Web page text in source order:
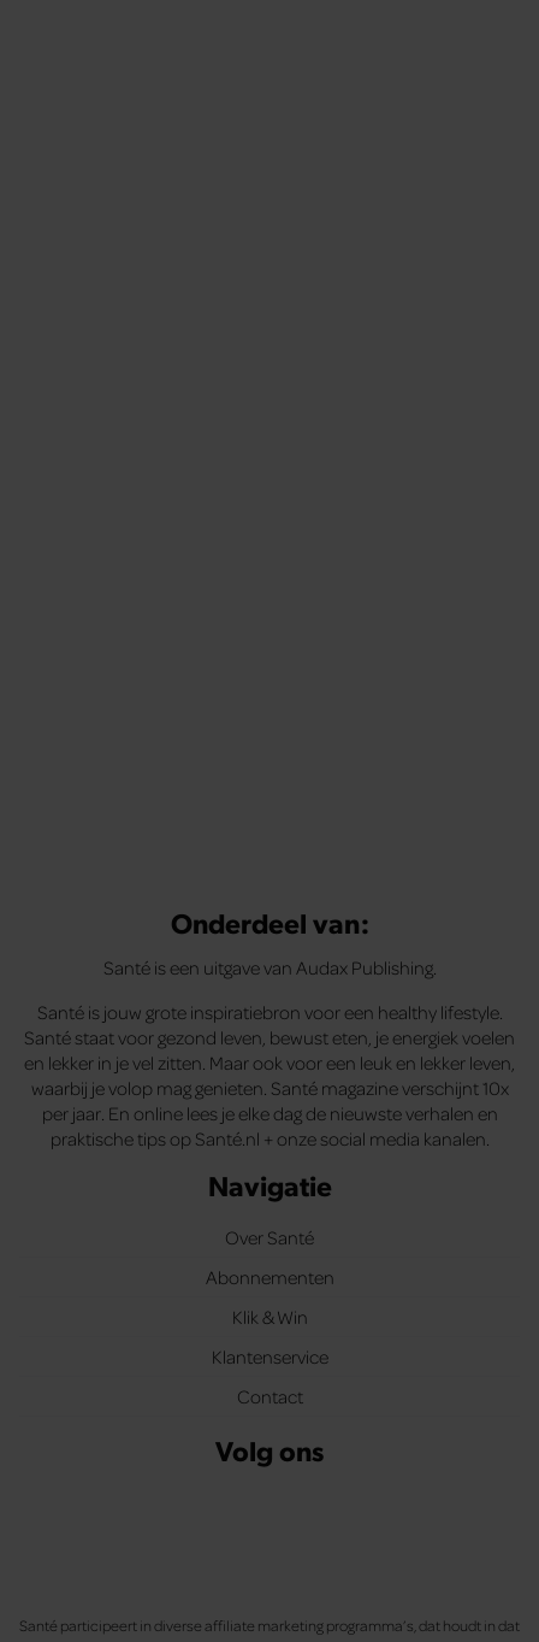
Onderdeel van:
Santé is een uitgave van Audax Publishing.
Santé is jouw grote inspiratiebron voor een healthy lifestyle.
Santé staat voor gezond leven, bewust eten, je energiek voelen
en lekker in je vel zitten. Maar ook voor een leuk en lekker leven,
waarbij je volop mag genieten. Santé magazine verschijnt 10x
per jaar. En online lees je elke dag de nieuwste verhalen en
praktische tips op Santé.nl + onze social media kanalen.
Navigatie
Over Santé
Abonnementen
Klik & Win
Klantenservice
Contact
Volg ons
Santé participeert in diverse affiliate marketing programma’s, dat houdt in dat